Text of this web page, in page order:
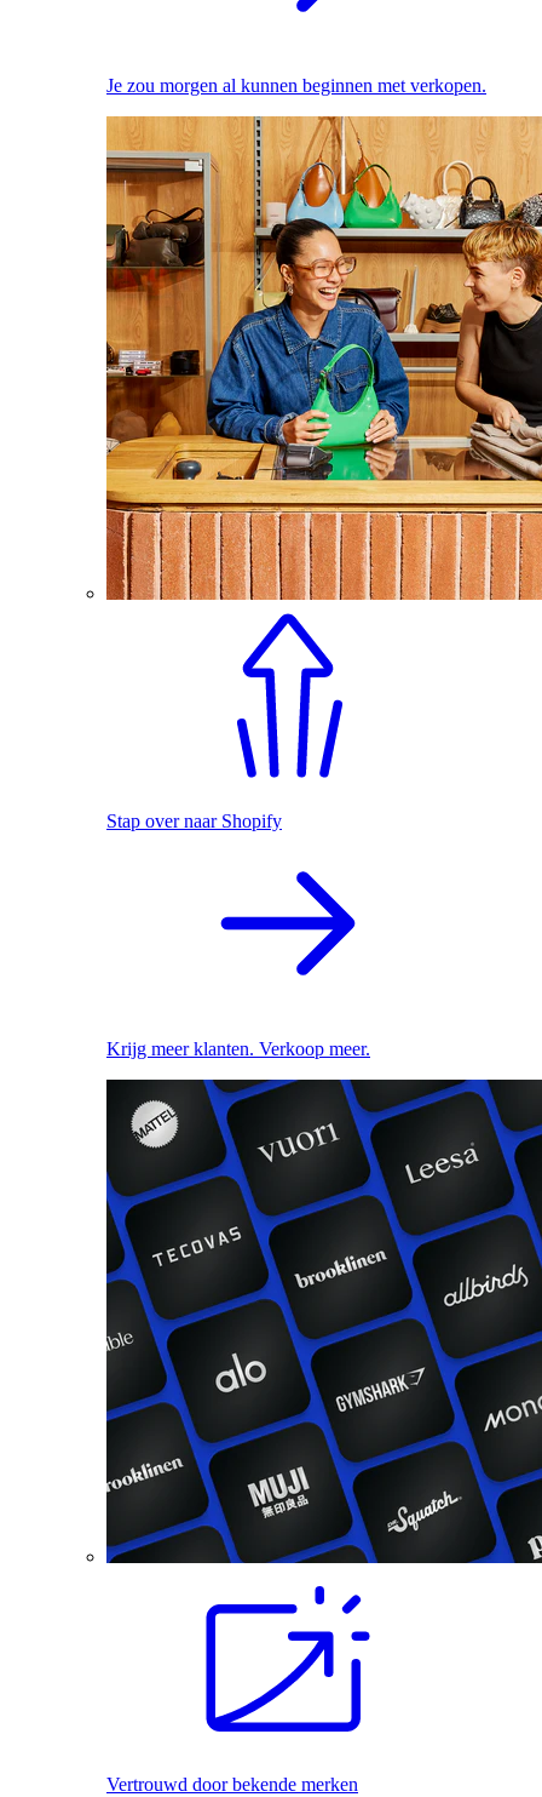
Je zou morgen al kunnen beginnen met verkopen.
Stap over naar Shopify
Krijg meer klanten. Verkoop meer.
Vertrouwd door bekende merken